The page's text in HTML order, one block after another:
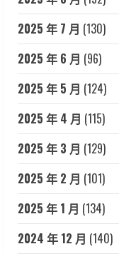
2025 年 7 月 (130)
2025 年 6 月 (96)
2025 年 5 月 (124)
2025 年 4 月 (115)
2025 年 3 月 (129)
2025 年 2 月 (101)
2025 年 1 月 (134)
2024 年 12 月 (140)